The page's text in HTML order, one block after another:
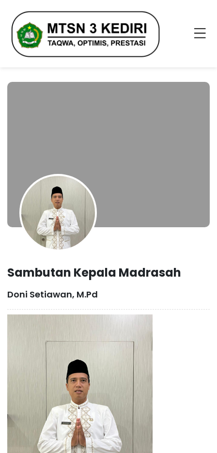
Sambutan Kepala Madrasah
Doni Setiawan, M.Pd